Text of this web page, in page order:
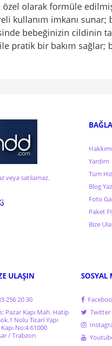
olarak formüle
kullanım imkanı
bebeğinizin cildinin
pratik bir bakım
veya satılamaz.
Yardım
Tüm
Blog
Foto
Paket
Bize
ULAŞIN
256 20 30
Pazar Kapı Mah. Hatip
Nolu Ticari Yapı
No:4 61000
/ Trabzon
SOSYAL
Twitter